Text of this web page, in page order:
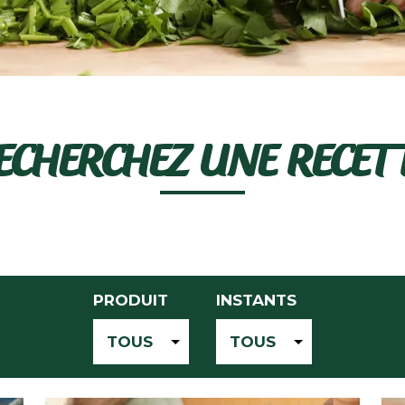
UNE
PRODUIT
TOUS
INSTANTS
TOUS